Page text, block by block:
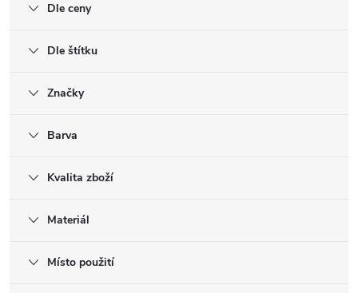
Dle ceny
Dle štítku
Značky
Barva
Kvalita zboží
Materiál
Místo použití